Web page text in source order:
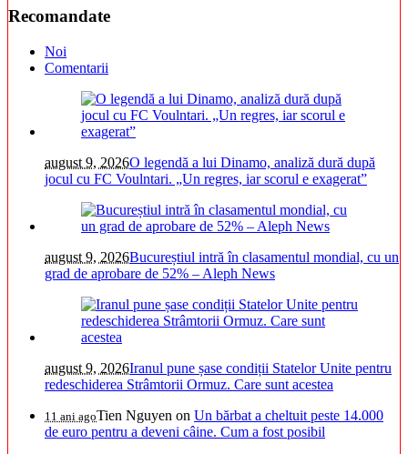
Recomandate
Noi
Comentarii
august 9, 2026O legendă a lui Dinamo, analiză dură după
jocul cu FC Voulntari. „Un regres, iar scorul e exagerat”
august 9, 2026Bucureștiul intră în clasamentul mondial, cu un
grad de aprobare de 52% – Aleph News
august 9, 2026Iranul pune șase condiții Statelor Unite pentru
redeschiderea Strâmtorii Ormuz. Care sunt acestea
11 ani agoTien Nguyen on Un bărbat a cheltuit peste 14.000
de euro pentru a deveni câine. Cum a fost posibil